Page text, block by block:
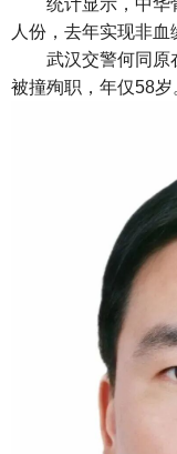
人份，去年实现非血
武汉交警何同原
被撞殉职，年仅58岁